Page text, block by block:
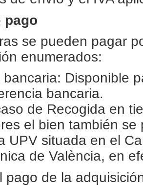
pago
se pueden pagar
enumerados:
bancaria: Disponible
bancaria.
de Recogida en
el bien también
UPV situada en el
de València, en
pago de la